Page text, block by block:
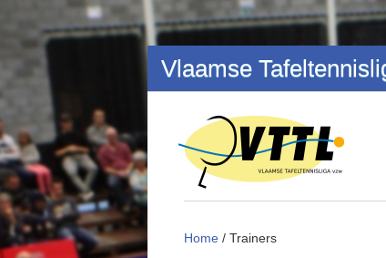
Overslaan en naar de inhoud gaan
Vlaamse
Home / Trainers